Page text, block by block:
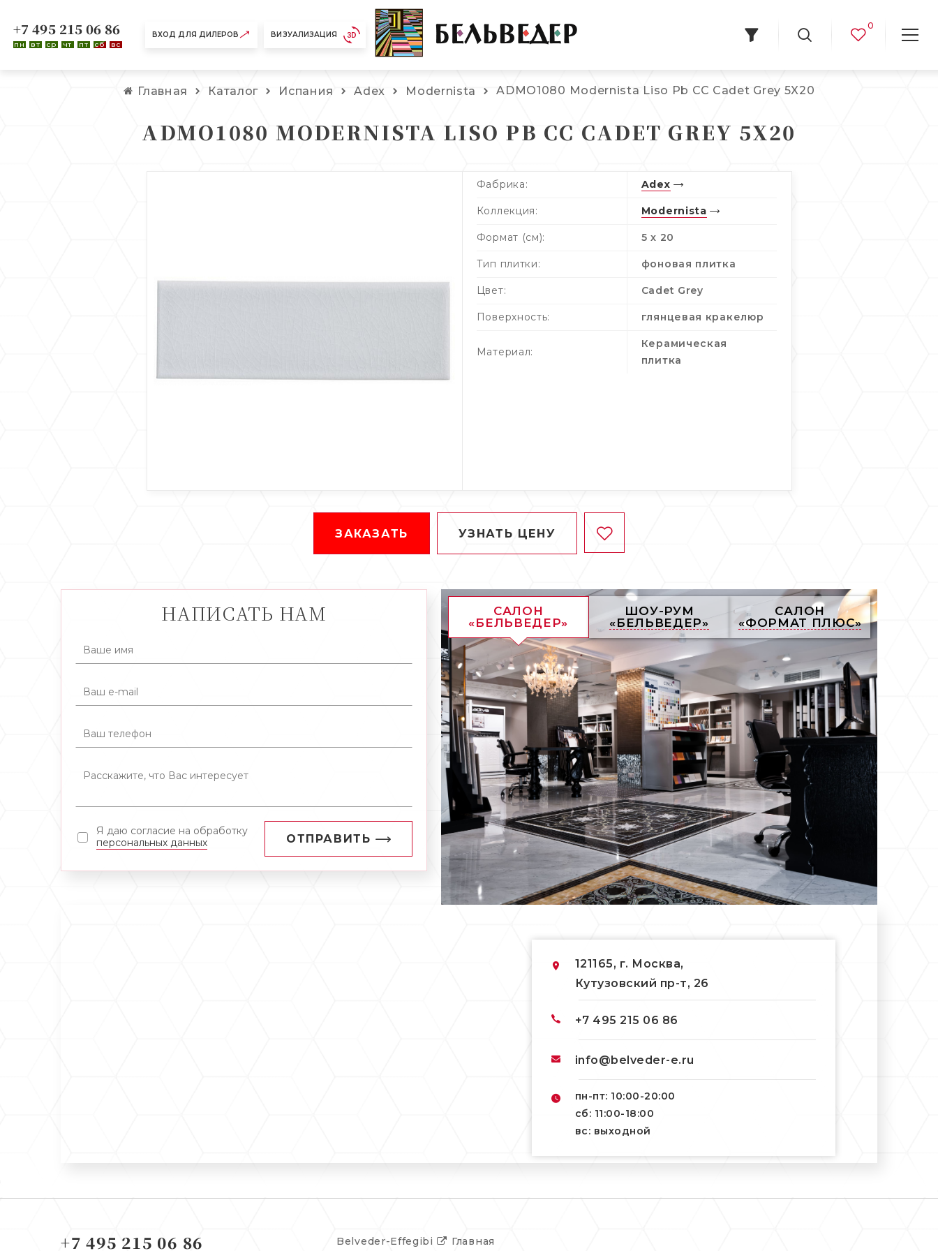
ВХОД ДЛЯ ДИЛЕРОВ ВИЗУАЛИЗАЦИЯ
+7 495 215 06 86
пн вт ср чт пт сб вс
0
Главная Каталог Испания Adex Modernista ADMO1080 Modernista Liso Pb CC Cadet Grey 5X20
ADMO1080 MODERNISTA LISO PB CC CADET GREY 5X20
Фабрика: Adex
Коллекция: Modernista
Формат (см): 5 x 20
Тип плитки: фоновая плитка
Цвет: Cadet Grey
Поверхность: глянцевая кракелюр
Материал:
Керамическая
плитка
ЗАКАЗАТЬ УЗНАТЬ ЦЕНУ
НАПИСАТЬ НАМ
Я даю согласие на обработку
персональных данных
ОТПРАВИТЬ
САЛОН
«БЕЛЬВЕДЕР»
ШОУ-РУМ
«БЕЛЬВЕДЕР»
САЛОН
«ФОРМАТ ПЛЮС»
121165, г. Москва,
Кутузовский пр-т, 26
+7 495 215 06 86
info@belveder-e.ru
пн-пт: 10:00-20:00
сб: 11:00-18:00
вс: выходной
+7 495 215 06 86 Главная
Belveder-Effegibi